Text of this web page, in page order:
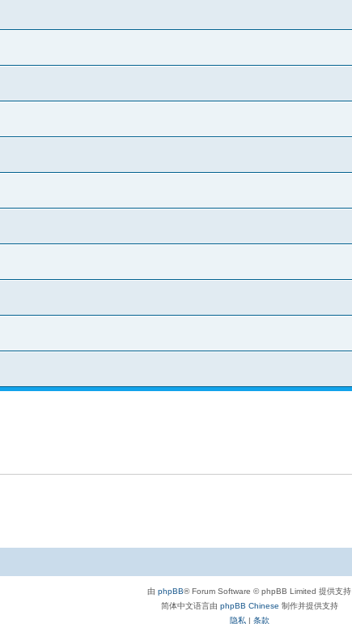
由 phpBB® Forum Software © phpBB Limited 提供支持
简体中文语言由 phpBB Chinese 制作并提供支持
隐私 | 条款